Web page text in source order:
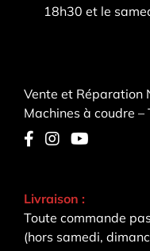
18h30 et le
Vente et Réparation
Machines à coudre –
Livraison :
Toute commande
(hors samedi,